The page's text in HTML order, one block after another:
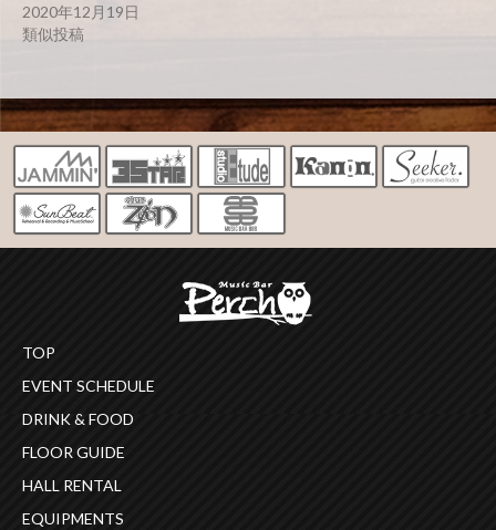
2020年12月19日
類似投稿
TOP
EVENT SCHEDULE
DRINK & FOOD
FLOOR GUIDE
HALL RENTAL
EQUIPMENTS